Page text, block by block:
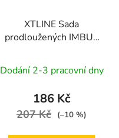
XTLINE Sada
prodloužených IMBUS
mm, 9 dílů
Dodání 2-3 pracovní dny
186 Kč
207 Kč (–10 %)